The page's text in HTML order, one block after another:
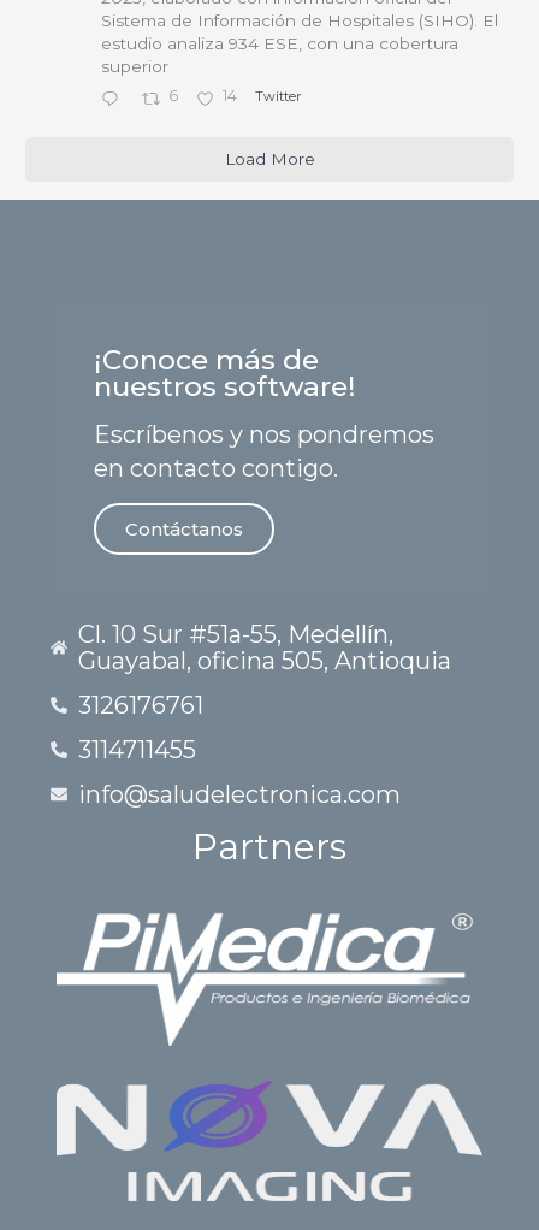
Sistema de Información de Hospitales (SIHO). El
estudio analiza 934 ESE, con una cobertura
superior
6 14 Twitter
Load More
¡Conoce más de
nuestros software!
Escríbenos y nos pondremos
en contacto contigo.
Contáctanos
Cl. 10 Sur #51a-55, Medellín,
Guayabal, oficina 505, Antioquia
3126176761
3114711455
info@saludelectronica.com
Partners